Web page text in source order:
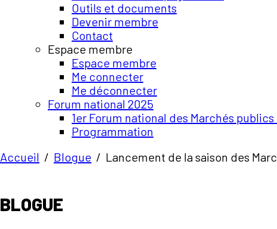
Outils et documents
Devenir membre
Contact
Espace membre
Espace membre
Me connecter
Me déconnecter
Forum national 2025
1er Forum national des Marchés publics
Programmation
Accueil / Blogue / Lancement de la saison des
BLOGUE